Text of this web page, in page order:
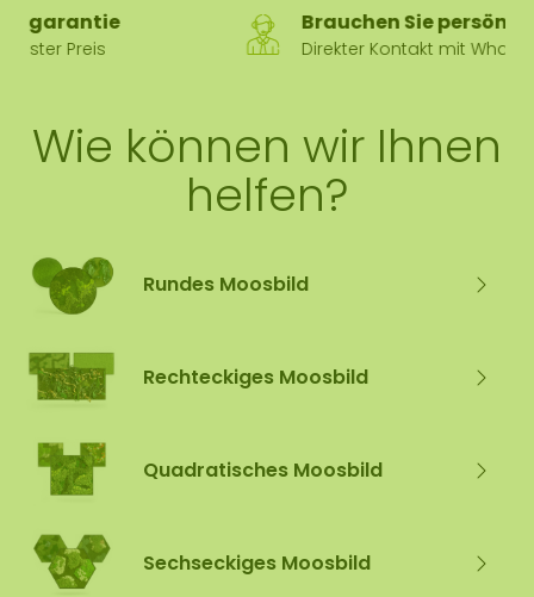
Brauchen Sie persönliche Hilfe?
Direkter Kontakt mit WhatsApp
Wie können wir Ihnen
helfen?
Rundes Moosbild
Rechteckiges Moosbild
Quadratisches Moosbild
Sechseckiges Moosbild